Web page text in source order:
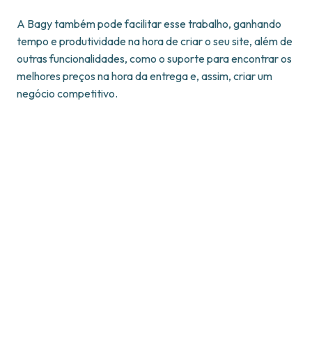
A Bagy também pode facilitar esse trabalho, ganhando
tempo e produtividade na hora de criar o seu site, além de
outras funcionalidades, como o suporte para encontrar os
melhores preços na hora da entrega e, assim, criar um
negócio competitivo.